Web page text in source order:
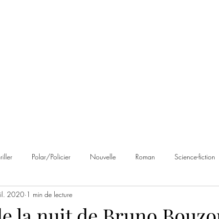
Polar/Policier Nouvelle Roman Science-fiction
noir Romance
2020 1 min de lecture